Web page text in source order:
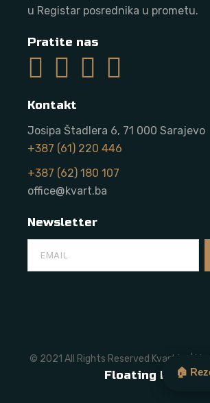
u Registar posrednika u prometu.
Pratite nas
Kontakt
Josipa Štadlera 6, 71 000 Sarajevo
+387 (61) 220 446
+387 (62) 180 107
office@kvart.ba
Newsletter
© 2021 All Rights Reserved Kvart.ba |
Floating Button
🏠